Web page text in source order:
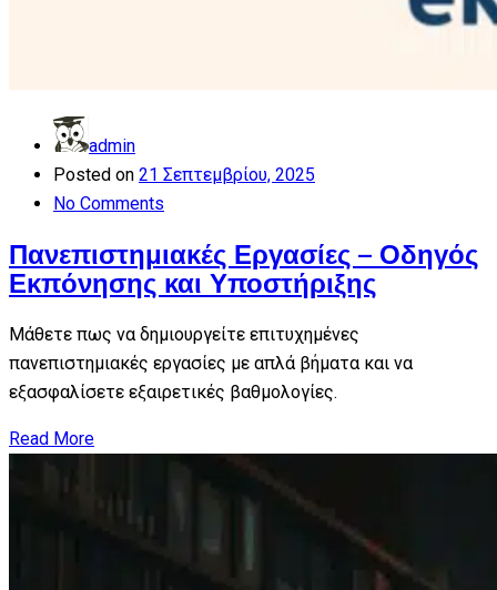
admin
Posted on 21 Σεπτεμβρίου, 2025
No Comments
Πανεπιστημιακές Εργασίες – Οδηγός
Εκπόνησης και Υποστήριξης
Μάθετε πως να δημιουργείτε επιτυχημένες
πανεπιστημιακές εργασίες με απλά βήματα και να
εξασφαλίσετε εξαιρετικές βαθμολογίες.
Read More